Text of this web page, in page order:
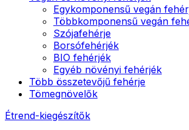
Egykomponensű vegán
Többkomponensű vegán
Szójafehérje
Borsófehérjék
BIO fehérjék
Egyéb növényi fehérjék
Több összetevőjű fehérje
Tömegnövelők
Étrend-kiegészítők